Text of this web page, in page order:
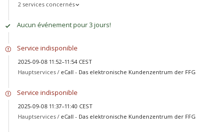
2 services concernés
Aucun événement pour 3 jours!
Service indisponible
2025-09-08 11:52–11:54 CEST
Hauptservices / eCall - Das elektronische Kundenzentrum der FFG
Service indisponible
2025-09-08 11:37–11:40 CEST
Hauptservices / eCall - Das elektronische Kundenzentrum der FFG